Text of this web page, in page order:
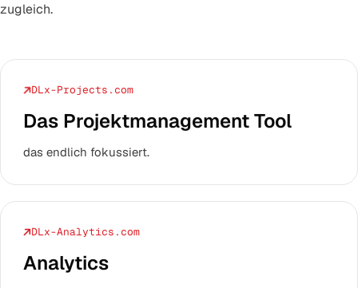
zugleich.
DLx-Projects.com
Das Projekt­management Tool
das endlich fokussiert.
DLx-Analytics.com
Analytics